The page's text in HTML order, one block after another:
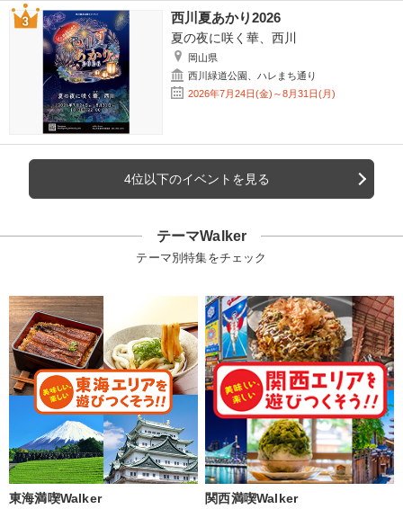
西川夏あかり2026
夏の夜に咲く華、西川
岡山県
西川緑道公園、ハレまち通り
2026年7月24日(金)～8月31日(月)
4位以下のイベントを見る
テーマWalker
テーマ別特集をチェック
東海満喫Walker 関西満喫Walker